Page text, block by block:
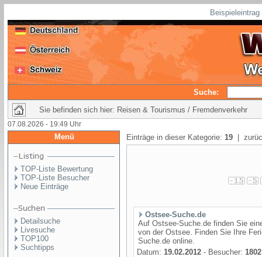
Suche:
Sie befinden sich hier: Reisen & Tourismus / Fremdenverkehr
07.08.2026 - 19:49 Uhr
Menü
TOP-Liste Bewertung
TOP-Liste Besucher
Neue Einträge
Detailsuche
Livesuche
TOP100
Suchtipps
Einträge in dieser Kategorie: 19 |
Ostsee-Suche.de
Auf Ostsee-Suche.de finden Sie
von der Ostsee. Finden Sie Ihre
Suche.de online.
Datum: 19.02.2012 - Besucher: 1802